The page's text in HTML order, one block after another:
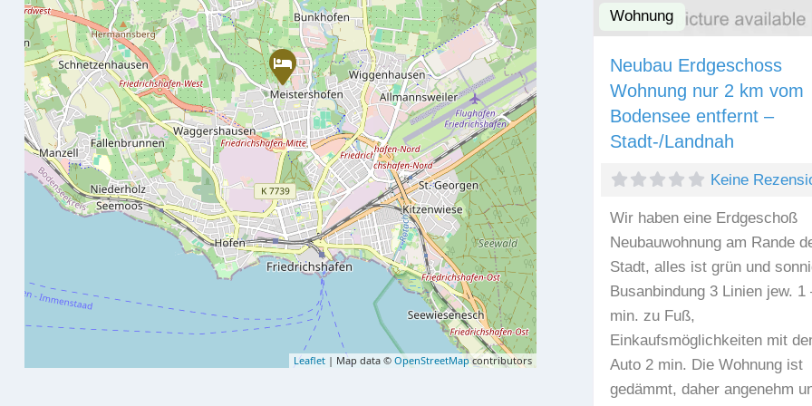
Leaflet| Map data © OpenStreetMapcontributors
Wohnung
Neubau Erdgeschoss
Wohnung nur 2 km vom
Bodensee entfernt –
Stadt-/Landnah
Keine
Wir haben eine Erdgeschoß
Neubauwohnung am Rande
Stadt, alles ist grün und
Busanbindung 3 Linien jew. 1
min. zu Fuß,
Einkaufsmöglichkeiten mit
Auto 2 min. Die Wohnung ist
gedämmt, daher angenehm